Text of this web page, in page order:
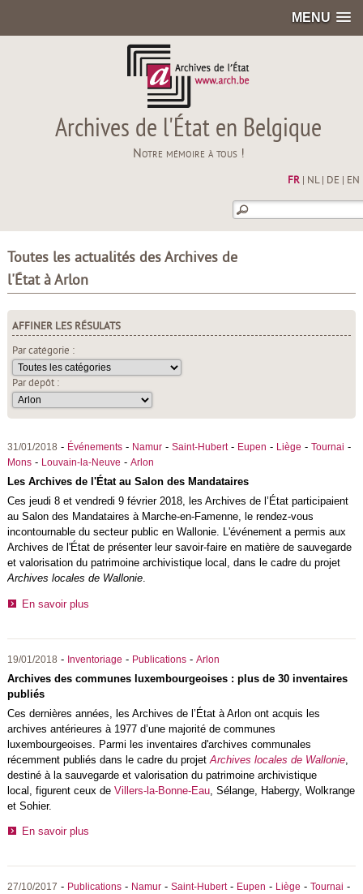
MENU
Archives de l'État en Belgique
Notre mémoire à tous !
FR| NL| DE EN
Toutes les actualités des Archives de
l'État à Arlon
AFFINER LES RÉSULATS
Par catégorie :
Par dépôt :
31/01/2018 - Événements- Namur- Saint-Hubert- Eupen - Liège - Tournai -
Mons- Louvain-la-Neuve - Arlon
Les Archives de l'État au Salon des Mandataires
Ces jeudi 8 et vendredi 9 février 2018, les Archives de l’État participaient
au Salon des Mandataires à Marche-en-Famenne, le rendez-vous
incontournable du secteur public en Wallonie. L'événement a permis aux
Archives de l'État de présenter leur savoir-faire en matière de sauvegarde
et valorisation du patrimoine archivistique local, dans le cadre du projet
Archives locales de Wallonie.
En savoir plus
19/01/2018 - Inventoriage - Publications- Arlon
Archives des communes luxembourgeoises : plus de 30 inventaires
publiés
Ces dernières années, les Archives de l’État à Arlon ont acquis les
archives antérieures à 1977 d’une majorité de communes
luxembourgeoises. Parmi les inventaires d'archives communales
récemment publiés dans le cadre du projet Archives locales de Wallonie,
destiné à la sauvegarde et valorisation du patrimoine archivistique
local, figurent ceux de Villers-la-Bonne-Eau, Sélange, Habergy, Wolkrange
et Sohier.
En savoir plus
27/10/2017 - Publications- Namur- Saint-Hubert- Eupen - Liège - Tournai -